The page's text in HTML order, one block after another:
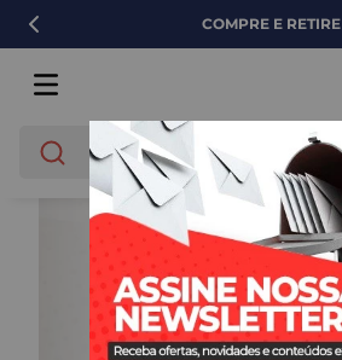
COMPRE E RETIRE
O que você está buscando?